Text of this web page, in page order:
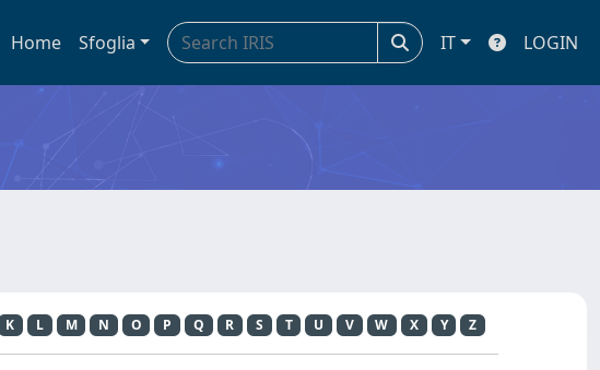
Home Sfoglia IT LOGIN
K L M N O P Q R S T U V W X Y Z